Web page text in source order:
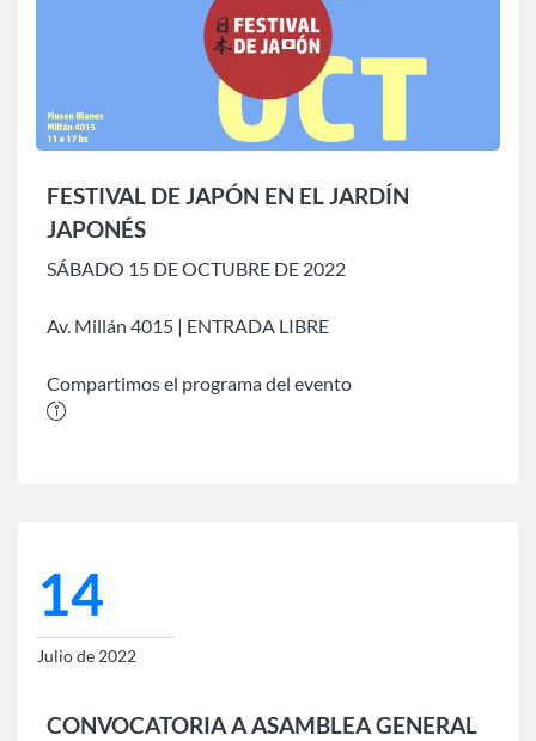
FESTIVAL DE JAPÓN EN EL JARDÍN
JAPONÉS
SÁBADO 15 DE OCTUBRE DE 2022
Av. Millán 4015 | ENTRADA LIBRE
Compartimos el programa del evento
14
Julio de 2022
CONVOCATORIA A ASAMBLEA GENERAL